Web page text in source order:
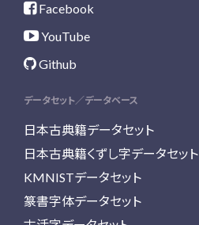
Facebook
YouTube
Github
データセット／データベース
日本古典籍データセット
日本古典籍くずし字データセット
KMNISTデータセット
篆書字体データセット